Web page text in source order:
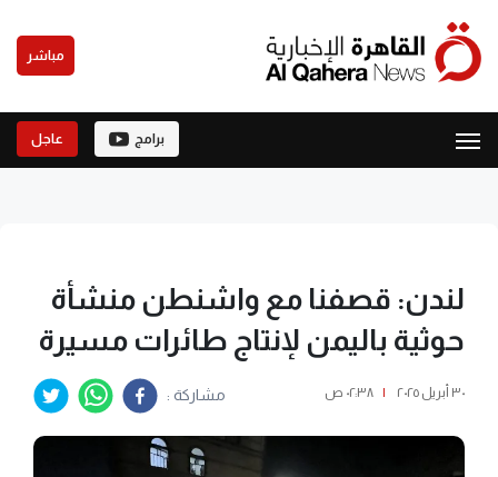
مباشر
برامج عاجل
لندن: قصفنا مع واشنطن منشأة
حوثية باليمن لإنتاج طائرات مسيرة
٣٠ أبريل ٢٠٢٥ | ٠٢:٣٨ ص مشاركة :